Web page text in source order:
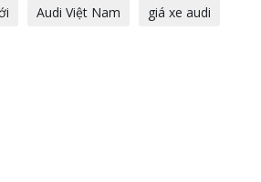
Audi Việt Nam giá xe audi